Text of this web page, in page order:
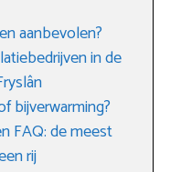
aanbevolen?
in de
bijverwarming?
FAQ: de meest
rij